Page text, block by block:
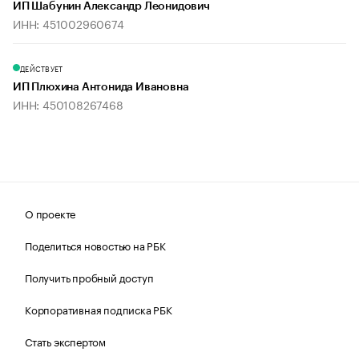
ИП Шабунин Александр Леонидович
ИНН: 451002960674
ДЕЙСТВУЕТ
ИП Плюхина Антонида Ивановна
ИНН: 450108267468
О проекте
Поделиться новостью на РБК
Получить пробный доступ
Корпоративная подписка РБК
Стать экспертом